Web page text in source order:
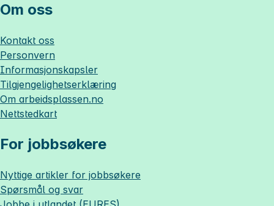
Om oss
Kontakt oss
Personvern
Informasjonskapsler
Tilgjengelighetserklæring
Om arbeidsplassen.no
Nettstedkart
For jobbsøkere
Nyttige artikler for jobbsøkere
Spørsmål og svar